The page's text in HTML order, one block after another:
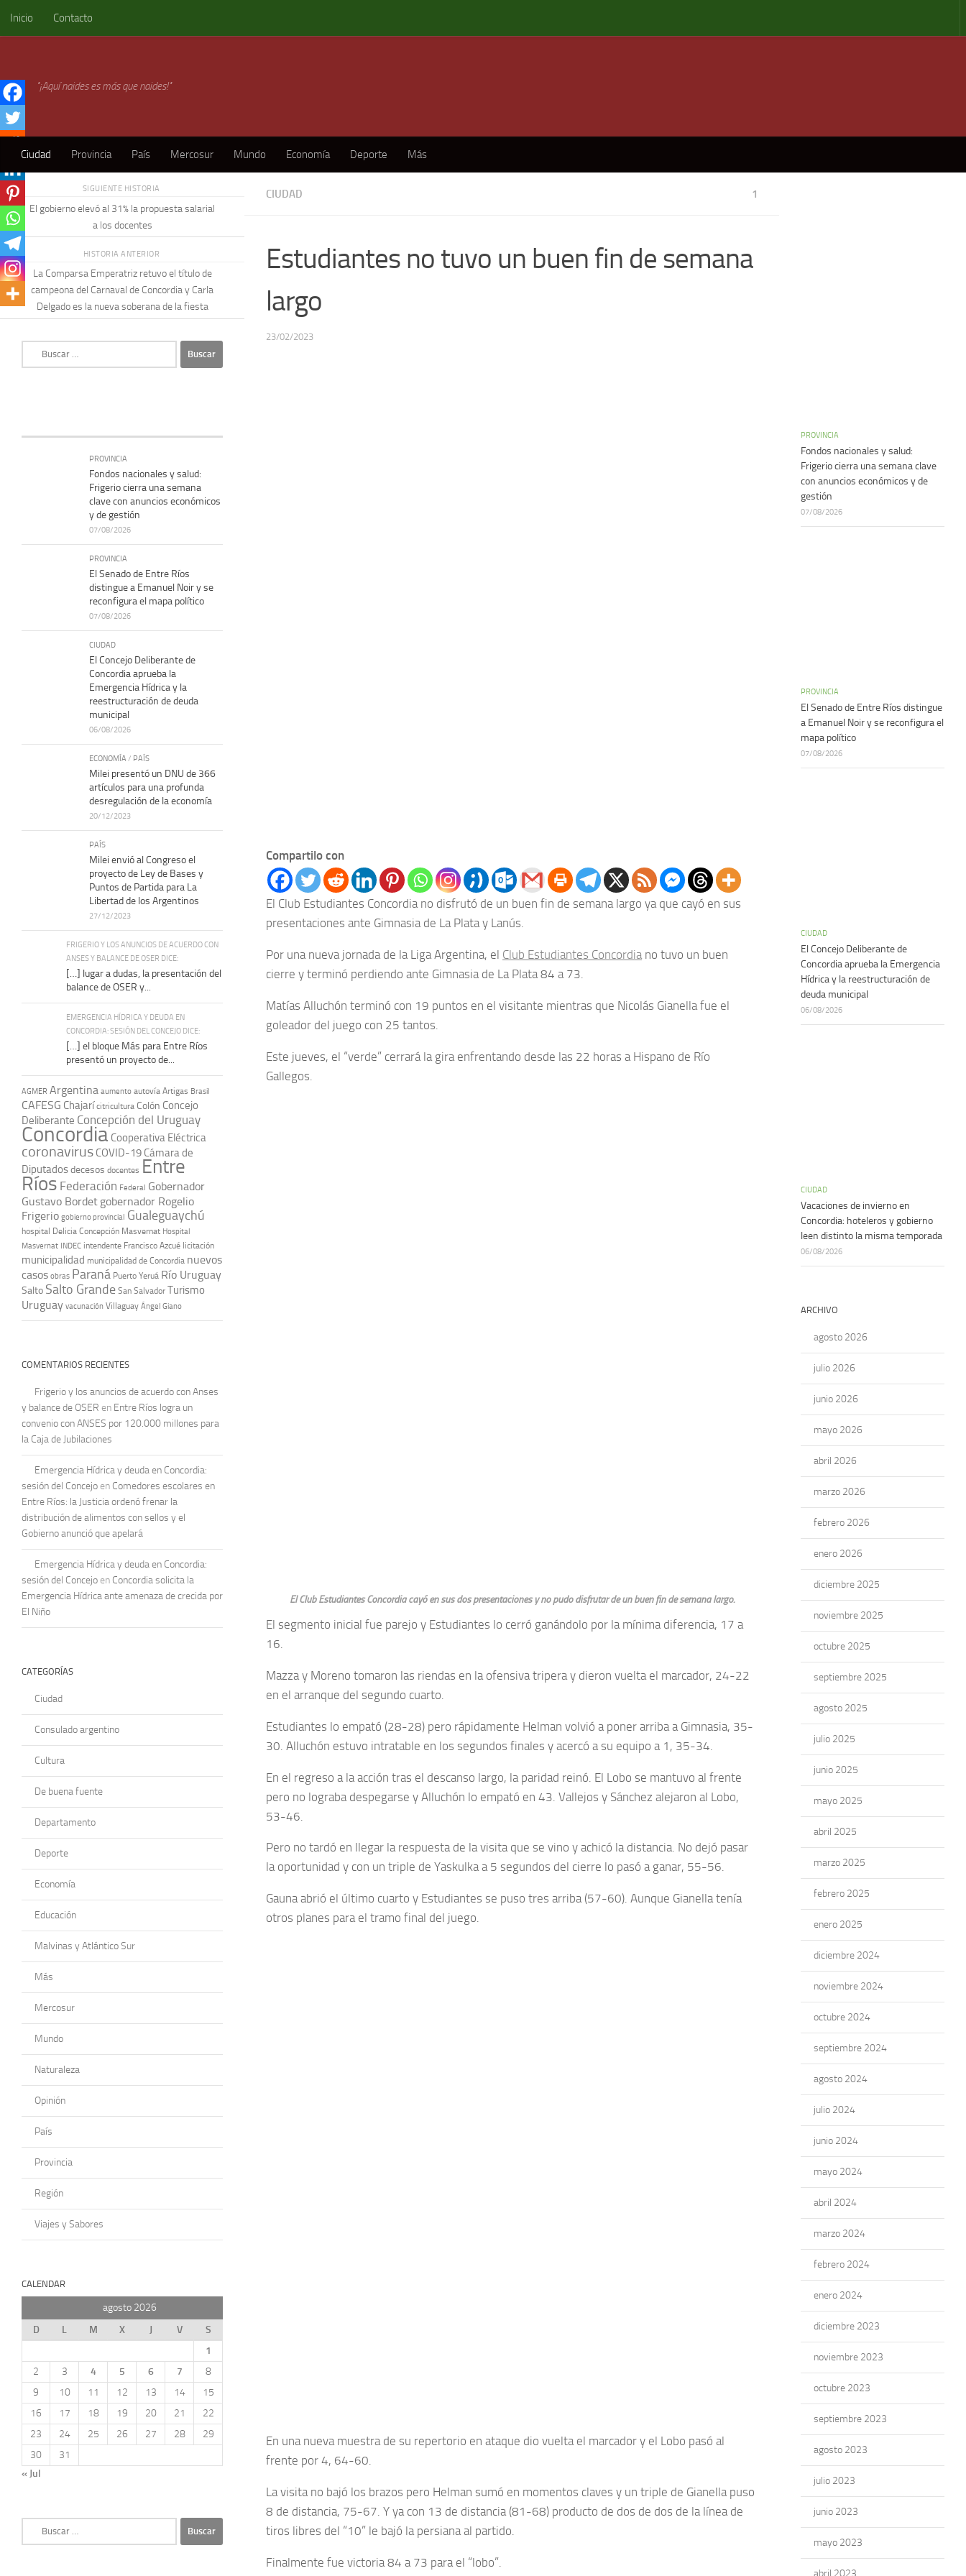
Skip to content
Inicio Contacto
"¡Aquí naides es más que naides!"
Ciudad Provincia País Mercosur Mundo Economía Deporte Más
CIUDAD 1
Estudiantes no tuvo un buen fin de semana
largo
23/02/2023
Compartilo con
El Club Estudiantes Concordia no disfrutó de un buen fin de semana largo ya que cayó en sus
presentaciones ante Gimnasia de La Plata y Lanús.
Por una nueva jornada de la Liga Argentina, el Club Estudiantes Concordiano tuvo un buen
cierre y terminó perdiendo ante Gimnasia de La Plata 84 a 73.
Matías Alluchón terminó con 19 puntos en el visitante mientras que Nicolás Gianella fue el
goleador del juego con 25 tantos.
Este jueves, el “verde” cerrará la gira enfrentando desde las 22 horas a Hispano de Río
Gallegos.
El Club Estudiantes Concordia cayó en sus dos presentaciones y no pudo disfrutar de un buen fin de semana largo.
El segmento inicial fue parejo y Estudiantes lo cerró ganándolo por la mínima diferencia, 17 a
16.
Mazza y Moreno tomaron las riendas en la ofensiva tripera y dieron vuelta el marcador, 24-22
en el arranque del segundo cuarto.
Estudiantes lo empató (28-28) pero rápidamente Helman volvió a poner arriba a Gimnasia, 35-
30. Alluchón estuvo intratable en los segundos finales y acercó a su equipo a 1, 35-34.
En el regreso a la acción tras el descanso largo, la paridad reinó. El Lobo se mantuvo al frente
pero no lograba despegarse y Alluchón lo empató en 43. Vallejos y Sánchez alejaron al Lobo,
53-46.
Pero no tardó en llegar la respuesta de la visita que se vino y achicó la distancia. No dejó pasar
la oportunidad y con un triple de Yaskulka a 5 segundos del cierre lo pasó a ganar, 55-56.
Gauna abrió el último cuarto y Estudiantes se puso tres arriba (57-60). Aunque Gianella tenía
otros planes para el tramo final del juego.
En una nueva muestra de su repertorio en ataque dio vuelta el marcador y el Lobo pasó al
frente por 4, 64-60.
La visita no bajó los brazos pero Helman sumó en momentos claves y un triple de Gianella puso
8 de distancia, 75-67. Y ya con 13 de distancia (81-68) producto de dos de dos de la línea de
tiros libres del “10” le bajó la persiana al partido.
Finalmente fue victoria 84 a 73 para el “lobo”.
SIGUIENTE HISTORIA
El gobierno elevó al 31% la propuesta salarial
a los docentes
HISTORIA ANTERIOR
La Comparsa Emperatriz retuvo el título de
campeona del Carnaval de Concordia y Carla
Delgado es la nueva soberana de la fiesta
PROVINCIA
Fondos nacionales y salud:
Frigerio cierra una semana
clave con anuncios económicos
y de gestión
07/08/2026
PROVINCIA
El Senado de Entre Ríos
distingue a Emanuel Noir y se
reconfigura el mapa político
07/08/2026
CIUDAD
El Concejo Deliberante de
Concordia aprueba la
Emergencia Hídrica y la
reestructuración de deuda
municipal
06/08/2026
ECONOMÍA / PAÍS
Milei presentó un DNU de 366
artículos para una profunda
desregulación de la economía
20/12/2023
PAÍS
Milei envió al Congreso el
proyecto de Ley de Bases y
Puntos de Partida para La
Libertad de los Argentinos
27/12/2023
FRIGERIO Y LOS ANUNCIOS DE ACUERDO CON
ANSES Y BALANCE DE OSER DICE:
[…] lugar a dudas, la presentación del
balance de OSER y...
EMERGENCIA HÍDRICA Y DEUDA EN
CONCORDIA: SESIÓN DEL CONCEJO DICE:
[…] el bloque Más para Entre Ríos
presentó un proyecto de...
AGMER Argentina aumento autovía Artigas Brasil
CAFESG Chajarí citricultura Colón Concejo
Deliberante Concepción del Uruguay
Concordia Cooperativa Eléctrica
coronavirus COVID-19 Cámara de
Diputadosdecesos docentes Entre
Ríos Federación Federal Gobernador
Gustavo Bordet gobernador Rogelio
Frigerio gobierno provincial Gualeguaychú
hospital Delicia Concepción Masvernat Hospital
Masvernat INDEC intendente Francisco Azcué licitación
municipalidad municipalidad de Concordia nuevos
casos obras Paraná Puerto Yeruá Río Uruguay
Salto Salto Grande San Salvador Turismo
Uruguay vacunación Villaguay Ángel Giano
COMENTARIOS RECIENTES
Frigerio y los anuncios de acuerdo con Anses
y balance de OSER en Entre Ríos logra un
convenio con ANSES por 120.000 millones para
la Caja de Jubilaciones
Emergencia Hídrica y deuda en Concordia:
sesión del Concejo en Comedores escolares en
Entre Ríos: la Justicia ordenó frenar la
distribución de alimentos con sellos y el
Gobierno anunció que apelará
Emergencia Hídrica y deuda en Concordia:
sesión del Concejo en Concordia solicita la
Emergencia Hídrica ante amenaza de crecida por
El Niño
CATEGORÍAS
Ciudad
Consulado argentino
Cultura
De buena fuente
Departamento
Deporte
Economía
Educación
Malvinas y Atlántico Sur
Más
Mercosur
Mundo
Naturaleza
Opinión
País
Provincia
Región
Viajes y Sabores
CALENDAR
agosto 2026
D
L M X J V
S
1
2
3 4 5 6 7
8
9
10 11 12 13 14
15
16
17 18 19 20 21
22
23
24 25 26 27 28
29
30
31
« Jul
PROVINCIA
Fondos nacionales y salud:
Frigerio cierra una semana clave
con anuncios económicos y de
gestión
07/08/2026
PROVINCIA
El Senado de Entre Ríos distingue
a Emanuel Noir y se reconfigura el
mapa político
07/08/2026
CIUDAD
El Concejo Deliberante de
Concordia aprueba la Emergencia
Hídrica y la reestructuración de
deuda municipal
06/08/2026
CIUDAD
Vacaciones de invierno en
Concordia: hoteleros y gobierno
leen distinto la misma temporada
06/08/2026
ARCHIVO
agosto 2026
julio 2026
junio 2026
mayo 2026
abril 2026
marzo 2026
febrero 2026
enero 2026
diciembre 2025
noviembre 2025
octubre 2025
septiembre 2025
agosto 2025
julio 2025
junio 2025
mayo 2025
abril 2025
marzo 2025
febrero 2025
enero 2025
diciembre 2024
noviembre 2024
octubre 2024
septiembre 2024
agosto 2024
julio 2024
junio 2024
mayo 2024
abril 2024
marzo 2024
febrero 2024
enero 2024
diciembre 2023
noviembre 2023
octubre 2023
septiembre 2023
agosto 2023
julio 2023
junio 2023
mayo 2023
abril 2023